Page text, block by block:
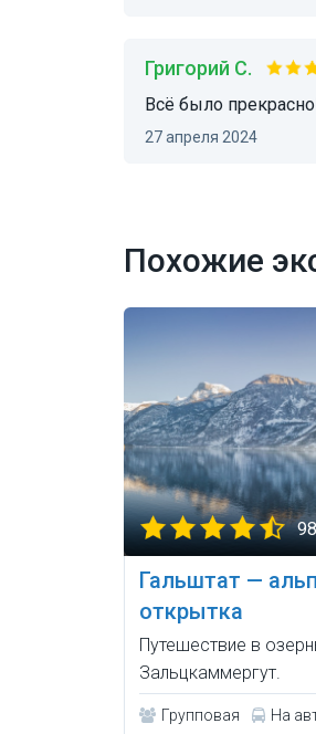
Григорий С.
Всё было
27 апреля 2024
Похожие
Гальштат —
открытка
Путешествие в
Зальцкаммергут.
Групповая На